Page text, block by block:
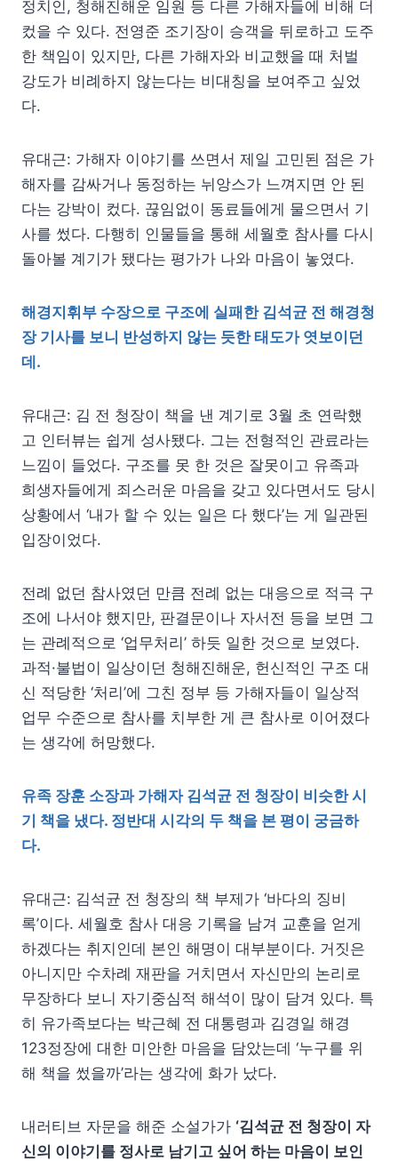
정치인, 청해진해운 임원 등 다른 가해자들에 비해 더
컸을 수 있다. 전영준 조기장이 승객을 뒤로하고 도주
한 책임이 있지만, 다른 가해자와 비교했을 때 처벌
강도가 비례하지 않는다는 비대칭을 보여주고 싶었
다.
유대근: 가해자 이야기를 쓰면서 제일 고민된 점은 가
해자를 감싸거나 동정하는 뉘앙스가 느껴지면 안 된
다는 강박이 컸다. 끊임없이 동료들에게 물으면서 기
사를 썼다. 다행히 인물들을 통해 세월호 참사를 다시
돌아볼 계기가 됐다는 평가가 나와 마음이 놓였다.
해경지휘부 수장으로 구조에 실패한 김석균 전 해경청
장 기사를 보니 반성하지 않는 듯한 태도가 엿보이던
데.
유대근: 김 전 청장이 책을 낸 계기로 3월 초 연락했
고 인터뷰는 쉽게 성사됐다. 그는 전형적인 관료라는
느낌이 들었다. 구조를 못 한 것은 잘못이고 유족과
희생자들에게 죄스러운 마음을 갖고 있다면서도 당시
상황에서 ‘내가 할 수 있는 일은 다 했다’는 게 일관된
입장이었다.
전례 없던 참사였던 만큼 전례 없는 대응으로 적극 구
조에 나서야 했지만, 판결문이나 자서전 등을 보면 그
는 관례적으로 ‘업무처리’ 하듯 일한 것으로 보였다.
과적·불법이 일상이던 청해진해운, 헌신적인 구조 대
신 적당한 ‘처리’에 그친 정부 등 가해자들이 일상적
업무 수준으로 참사를 치부한 게 큰 참사로 이어졌다
는 생각에 허망했다.
유족 장훈 소장과 가해자 김석균 전 청장이 비슷한 시
기 책을 냈다. 정반대 시각의 두 책을 본 평이 궁금하
다.
유대근: 김석균 전 청장의 책 부제가 ‘바다의 징비
록’이다. 세월호 참사 대응 기록을 남겨 교훈을 얻게
하겠다는 취지인데 본인 해명이 대부분이다. 거짓은
아니지만 수차례 재판을 거치면서 자신만의 논리로
무장하다 보니 자기중심적 해석이 많이 담겨 있다. 특
히 유가족보다는 박근혜 전 대통령과 김경일 해경
123정장에 대한 미안한 마음을 담았는데 ‘누구를 위
해 책을 썼을까’라는 생각에 화가 났다.
내러티브 자문을 해준 소설가가 ‘김석균 전 청장이 자
신의 이야기를 정사로 남기고 싶어 하는 마음이 보인